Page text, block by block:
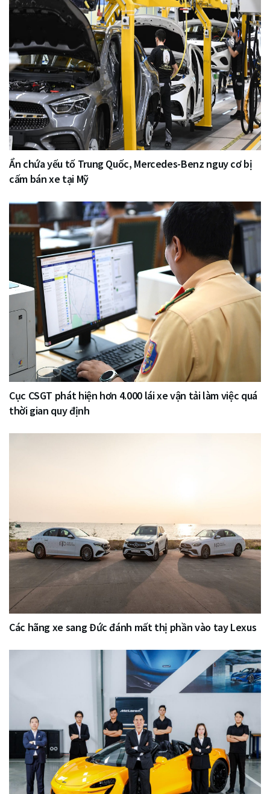
Ẩn chứa yếu tố Trung Quốc, Mercedes-Benz nguy cơ bị
cấm bán xe tại Mỹ
Cục CSGT phát hiện hơn 4.000 lái xe vận tải làm việc quá
thời gian quy định
Các hãng xe sang Đức đánh mất thị phần vào tay Lexus